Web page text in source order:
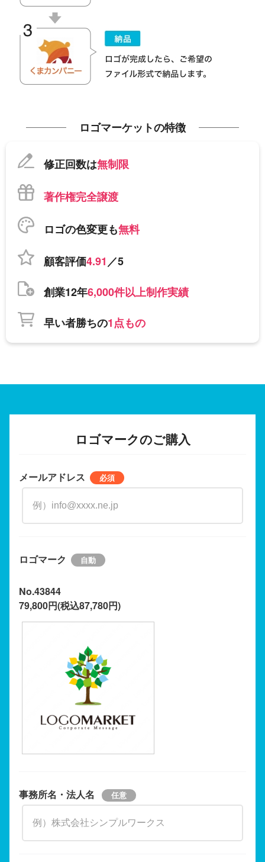
ロゴマーケットの特徴
修正回数は無制限
著作権完全譲渡
ロゴの色変更も無料
顧客評価4.91／5
創業12年6,000件以上制作実績
早い者勝ちの1点もの
ロゴマークのご購入
メールアドレス
ロゴマーク
No.43844
79,800円(税込87,780円)
事務所名・法人名